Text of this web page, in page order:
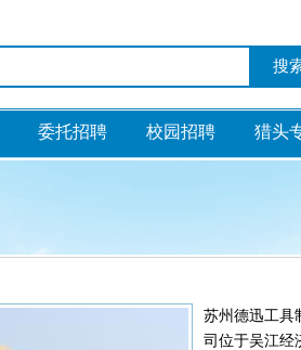
委托招聘 校园招聘 猎头
苏州德迅工具
司位于吴江经